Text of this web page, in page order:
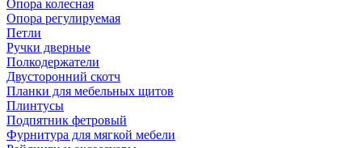
Опора колесная
Опора регулируемая
Петли
Ручки дверные
Полкодержатели
Двусторонний скотч
Планки для мебельных щитов
Плинтусы
Подпятник фетровый
Фурнитура для мягкой мебели